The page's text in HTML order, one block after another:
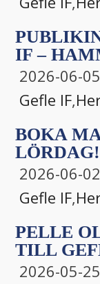
IF –
2026-06-05
Gefle IF,
BOKA
LÖRDAG!
2026-06-02
Gefle IF,
PELLE
TILL
2026-05-25